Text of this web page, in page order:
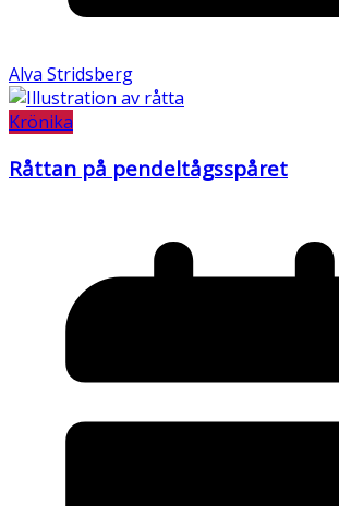
Alva Stridsberg
Krönika
Råttan på pendeltågsspåret